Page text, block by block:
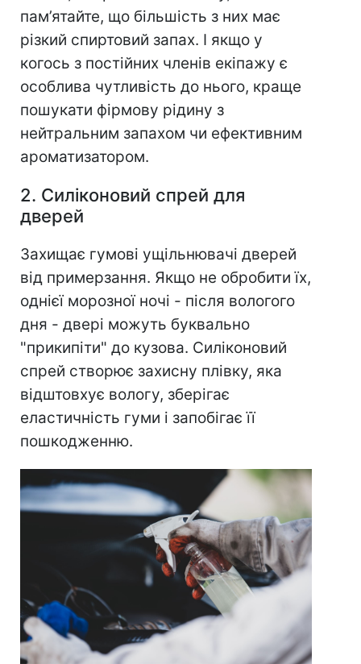
пам’ятайте, що більшість з них має
різкий спиртовий запах. І якщо у
когось з постійних членів екіпажу є
особлива чутливість до нього, краще
пошукати фірмову рідину з
нейтральним запахом чи ефективним
ароматизатором.
2. Силіконовий спрей для
дверей
Захищає гумові ущільнювачі дверей
від примерзання. Якщо не обробити їх,
однієї морозної ночі - після вологого
дня - двері можуть буквально
"прикипіти" до кузова. Силіконовий
спрей створює захисну плівку, яка
відштовхує вологу, зберігає
еластичність гуми і запобігає її
пошкодженню.